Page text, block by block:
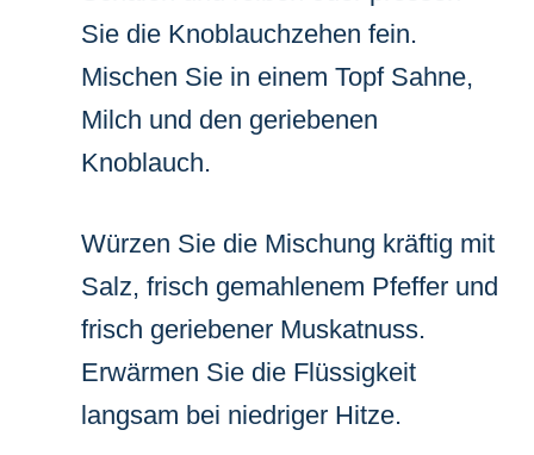
Sie die Knoblauchzehen fein.
Mischen Sie in einem Topf Sahne,
Milch und den geriebenen
Knoblauch.
Würzen Sie die Mischung kräftig mit
Salz, frisch gemahlenem Pfeffer und
frisch geriebener Muskatnuss.
Erwärmen Sie die Flüssigkeit
langsam bei niedriger Hitze.